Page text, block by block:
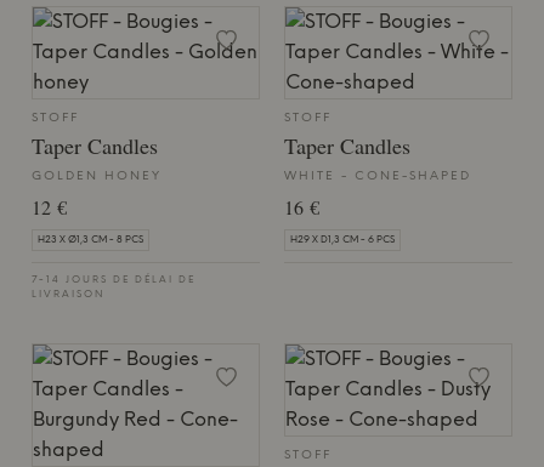
STOFF
Taper Candles
GOLDEN HONEY
12 €
H23 X Ø1,3 CM - 8 PCS
7-14 JOURS DE DÉLAI DE
LIVRAISON
STOFF
Taper Candles
WHITE - CONE-SHAPED
16 €
H29 X D1,3 CM - 6 PCS
STOFF